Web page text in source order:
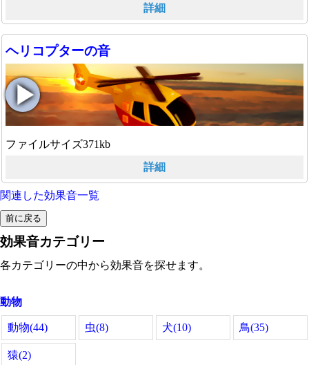
詳細
ヘリコプターの音
ファイルサイズ371kb
詳細
関連した効果音一覧
効果音カテゴリー
各カテゴリーの中から効果音を探せます。
動物
動物(44) 虫(8) 犬(10) 鳥(35)
猿(2)